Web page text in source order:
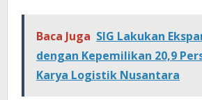
Baca Juga SIG Lakukan
dengan Kepemilikan 20,9
Karya Logistik Nusantara